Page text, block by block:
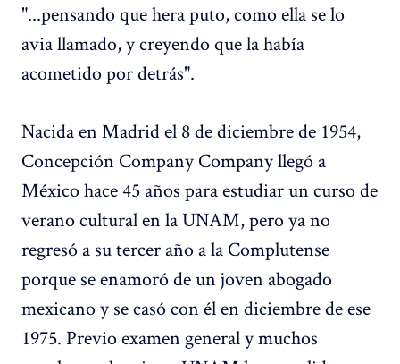
"...pensando que hera puto, como ella se lo
avia llamado, y creyendo que la había
acometido por detrás".
Nacida en Madrid el 8 de diciembre de 1954,
Concepción Company Company llegó a
México hace 45 años para estudiar un curso de
verano cultural en la UNAM, pero ya no
regresó a su tercer año a la Complutense
porque se enamoró de un joven abogado
mexicano y se casó con él en diciembre de ese
1975. Previo examen general y muchos